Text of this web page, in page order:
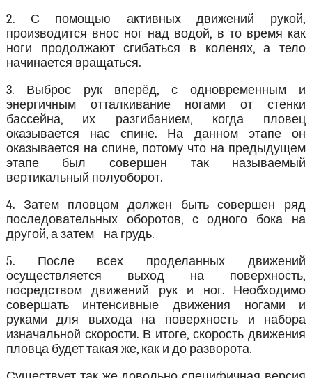
2. С помощью активных движений рукой,
производится внос ног над водой, в то время как
ноги продолжают сгибаться в коленях, а тело
начинается вращаться.
3. Выброс рук вперёд, с одновременным и
энергичным отталкивание ногами от стенки
бассейна, их разгибанием, когда пловец
оказывается нас спине. На данном этапе он
оказывается на спине, потому что на предыдущем
этапе был совершен так называемый
вертикальный полуоборот.
4. Затем пловцом должен быть совершен ряд
последовательных оборотов, с одного бока на
другой, а затем - на грудь.
5. После всех проделанных движений
осуществляется выход на поверхность,
посредством движений рук и ног. Необходимо
совершать интенсивные движения ногами и
руками для выхода на поверхность и набора
изначальной скорости. В итоге, скорость движения
пловца будет такая же, как и до разворота.